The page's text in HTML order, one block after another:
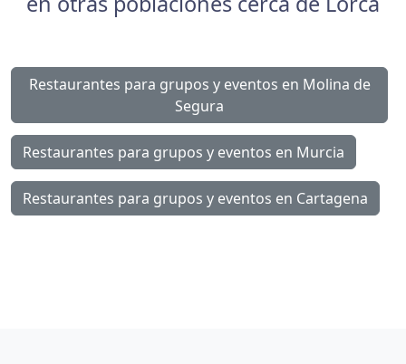
Restaurantes para grupos y eventos en Molina de
Segura
Restaurantes para grupos y eventos en Murcia
Restaurantes para grupos y eventos en Cartagena